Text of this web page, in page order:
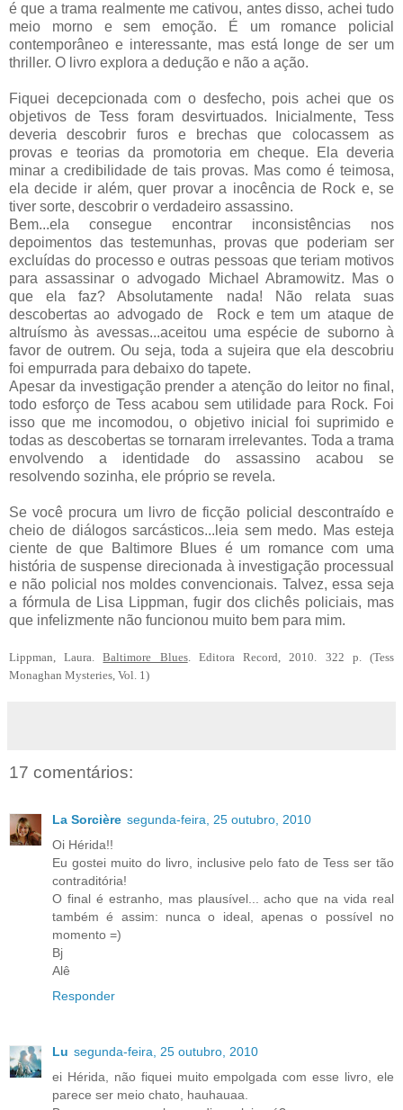
é que a trama realmente me cativou, antes disso, achei tudo
meio morno e sem emoção. É um romance policial
contemporâneo e interessante, mas está longe de ser um
thriller. O livro explora a dedução e não a ação.
Fiquei decepcionada com o desfecho, pois achei que os
objetivos de Tess foram desvirtuados. Inicialmente, Tess
deveria descobrir furos e brechas que colocassem as
provas e teorias da promotoria em cheque. Ela deveria
minar a credibilidade de tais provas. Mas como é teimosa,
ela decide ir além, quer provar a inocência de Rock e, se
tiver sorte, descobrir o verdadeiro assassino.
Bem...ela consegue encontrar inconsistências nos
depoimentos das testemunhas, provas que poderiam ser
excluídas do processo e outras pessoas que teriam motivos
para assassinar o advogado Michael Abramowitz. Mas o
que ela faz? Absolutamente nada! Não relata suas
descobertas ao advogado de Rock e tem um ataque de
altruísmo às avessas...aceitou uma espécie de suborno à
favor de outrem. Ou seja, toda a sujeira que ela descobriu
foi empurrada para debaixo do tapete.
Apesar da investigação prender a atenção do leitor no final,
todo esforço de Tess acabou sem utilidade para Rock. Foi
isso que me incomodou, o objetivo inicial foi suprimido e
todas as descobertas se tornaram irrelevantes. Toda a trama
envolvendo a identidade do assassino acabou se
resolvendo sozinha, ele próprio se revela.
Se você procura um livro de ficção policial descontraído e
cheio de diálogos sarcásticos...leia sem medo. Mas esteja
ciente de que Baltimore Blues é um romance com uma
história de suspense direcionada à investigação processual
e não policial nos moldes convencionais. Talvez, essa seja
a fórmula de Lisa Lippman, fugir dos clichês policiais, mas
que infelizmente não funcionou muito bem para mim.
Lippman, Laura.Baltimore Blues. Editora Record, 2010. 322 p. (Tess
Monaghan Mysteries, Vol. 1)
17 comentários:
La Sorcière segunda-feira, 25 outubro, 2010
Oi Hérida!!
Eu gostei muito do livro, inclusive pelo fato de Tess ser tão
contraditória!
O final é estranho, mas plausível... acho que na vida real
também é assim: nunca o ideal, apenas o possível no
momento =)
Bj
Alê
Responder
Lu segunda-feira, 25 outubro, 2010
ei Hérida, não fiquei muito empolgada com esse livro, ele
parece ser meio chato, hauhauaa.